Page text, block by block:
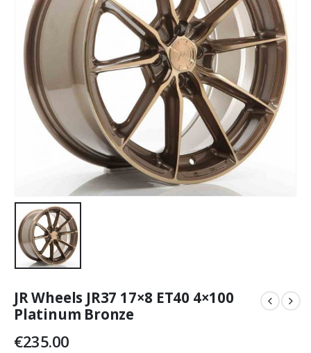
JR Wheels JR37 17×8 ET40 4×100
Platinum Bronze
€235.00